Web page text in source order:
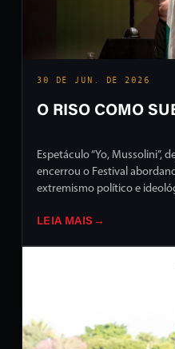
30 DE JUN. DE 2026
O RISO COMO
Espetáculo “Yo, Mussolini”,
encerrou o Festival
extremismo político e
LEIA MAIS →